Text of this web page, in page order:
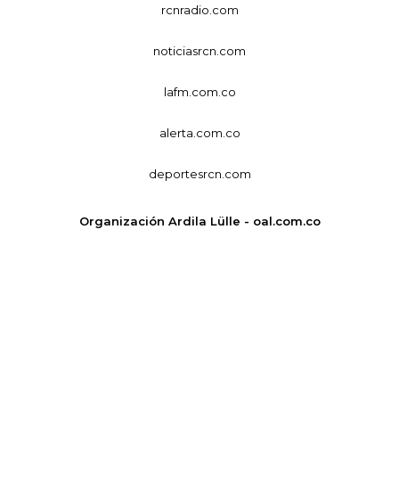
rcnradio.com
noticiasrcn.com
lafm.com.co
alerta.com.co
deportesrcn.com
Organización Ardila Lülle - oal.com.co